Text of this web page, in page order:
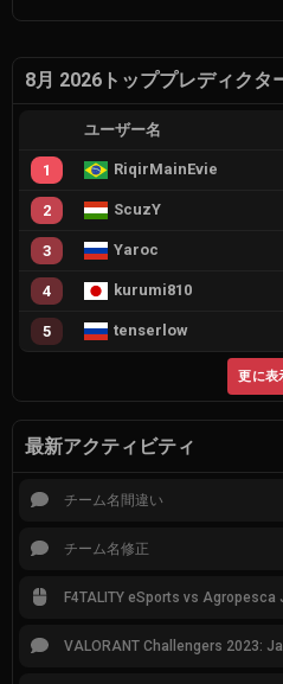
8月 2026トッププレディクタ
ユーザー名
1 RiqirMainEvie
2 ScuzY
3 Yaroc
4 kurumi810
5 tenserlow
更に表
最新アクティビティ
チーム名間違い
チーム名修正
F4TALITY eSports vs Agropesca